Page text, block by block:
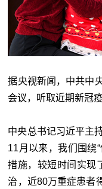
据央视新闻，中共中
会议，听取近期新冠
中央总书记习近平主
11月以来，我们围绕
措施，较短时间实现
治，近80万重症患者